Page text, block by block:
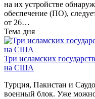
на их устройстве
обеспечение (ПО),
от 26…
Тема дня
Три исламских
на США
Турция, Пакистан и
военный блок. Уже